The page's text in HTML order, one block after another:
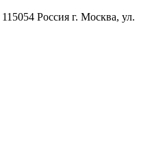
115054 Россия г. Москва, ул.